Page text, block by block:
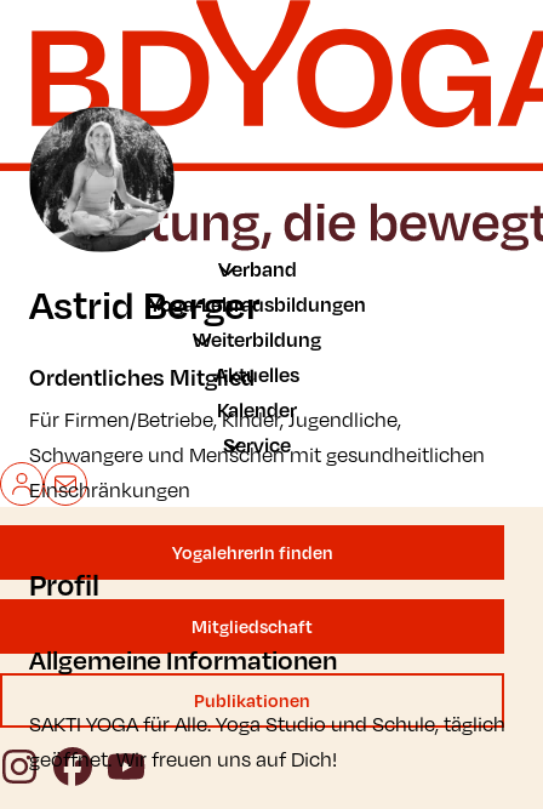
Zum Hauptinhalt der Seite springen
Zur Startseite navigieren
Verband
Yoga-Lehrausbildungen
Weiterbildung
Aktuelles
Kalender
Service
Mein BDYoga
Kontakt
YogalehrerIn finden
Mitgliedschaft
Publikationen
InstagramFacebookYouTube
Astrid Berger
Ordentliches Mitglied
Für Firmen/Betriebe, Kinder, Jugendliche,
Schwangere und Menschen mit gesundheitlichen
Einschränkungen
Profil
Allgemeine Informationen
SAKTI YOGA für Alle. Yoga Studio und Schule, täglich
geöffnet. Wir freuen uns auf Dich!